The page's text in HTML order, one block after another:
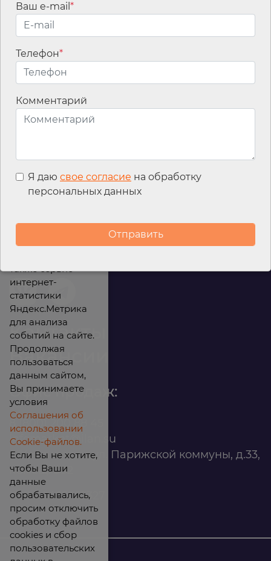
Имя*
Email*
Контакты
Вакансии
Офис продаж:
infomarket@ilan.su
г. Красноярск, ул. Парижской коммуны, д.33,
помещ. 302
ИНН: 2465263327
Ваш e-mail *
Телефон*
Комментарий
Я даю свое согласие на обработку
персональных данных
файлы cookies для
улучшения
также сервис
интернет-
статистики
Яндекс.Метрика
для анализа
событий на сайте.
Продолжая
пользоваться
данным сайтом,
Вы принимаете
условия
Соглашения об
использовании
Cookie-файлов.
Если Вы не хотите,
чтобы Ваши
данные
обрабатывались,
просим отключить
обработку файлов
cookies и сбор
пользовательских